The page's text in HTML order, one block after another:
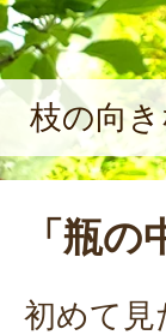
枝の向
「瓶
初めて見